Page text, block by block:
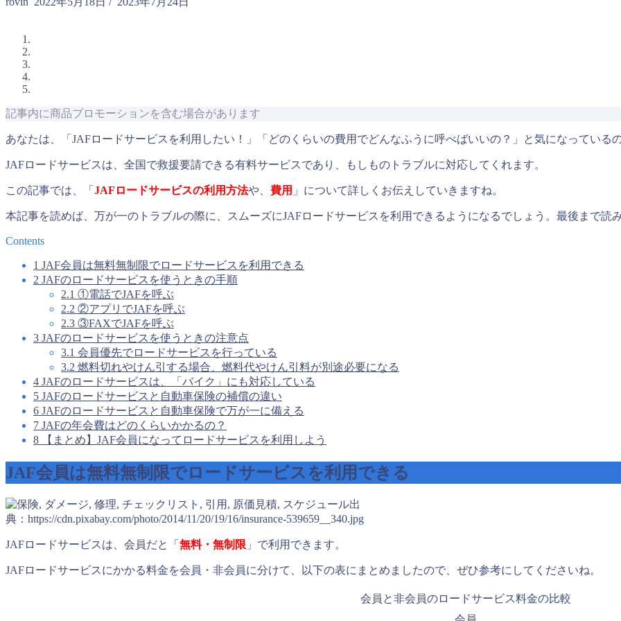
記事内に商品プロモーションを含む場合があります
あなたは、「JAFロードサービスを利用したい！」「どのくらいの費用でどんなふうに呼べばいいの？」と気になっている
JAFロードサービスは、全国で救援要請できる有料サービスであり、もしものトラブルに対応してくれます。
この記事では、「 JAFロードサービスの利用方法や、 費用 」について詳しくお伝えしていきますね。
本記事を読めば、万が一のトラブルの際に、スムーズにJAFロードサービスを利用できるようになるでしょう。最後まで読
Contents
1 JAF会員は無料無制限でロードサービスを利用できる
2 JAFのロードサービスを使うときの手順
2.1 ①電話でJAFを呼ぶ
2.2 ②アプリでJAFを呼ぶ
2.3 ③FAXでJAFを呼ぶ
3 JAFのロードサービスを使うときの注意点
3.1 会員優先でロードサービスを行っている
3.2 燃料切れやけん引する場合、燃料代やけん引料が別途必要になる
4 JAFのロードサービスは、「バイク」にも対応している
5 JAFのロードサービスと自動車保険の補償の違い
6 JAFのロードサービスと自動車保険で万が一に備える
7 JAFの年会費はどのくらいかかるの？
8 【まとめ】JAF会員になってロードサービスを利用しよう
JAF会員は無料無制限でロードサービスを利用できる
出
典：https://cdn.pixabay.com/photo/2014/11/20/19/16/insurance-539659__340.jpg
JAFロードサービスは、会員だと「 無料・無制限 」で利用できます。
JAFロードサービスにかかる料金を会員・非会員に分けて、以下の表にまとめましたので、ぜひ参考にしてくださいね。
会員と非会員のロードサービス料金の比較